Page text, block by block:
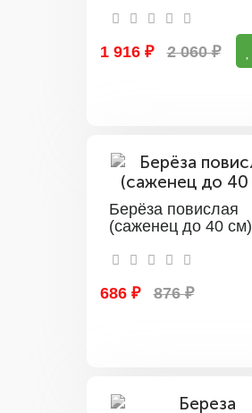
1 916 ₽ 2 060 ₽
Берёза повислая
(саженец до 40 см)
686 ₽ 876 ₽